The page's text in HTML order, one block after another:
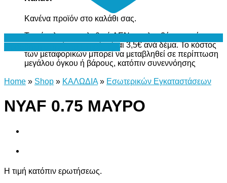
Κανένα προϊόν στο καλάθι σας.
Το σύνολο του καλαθιού ΔΕΝ περιλαμβάνει το κόστος
μεταφορικών, το οποίο είναι 3,5€ ανά δέμα. Το κόστος
των μεταφορικών μπορεί να μεταβληθεί σε περίπτωση
μεγάλου όγκου ή βάρους, κατόπιν συνεννόησης
Home » Shop » ΚΑΛΩΔΙΑ » Εσωτερικών Εγκαταστάσεων
NYAF 0.75 ΜΑΥΡΟ
Η τιμή κατόπιν ερωτήσεως.